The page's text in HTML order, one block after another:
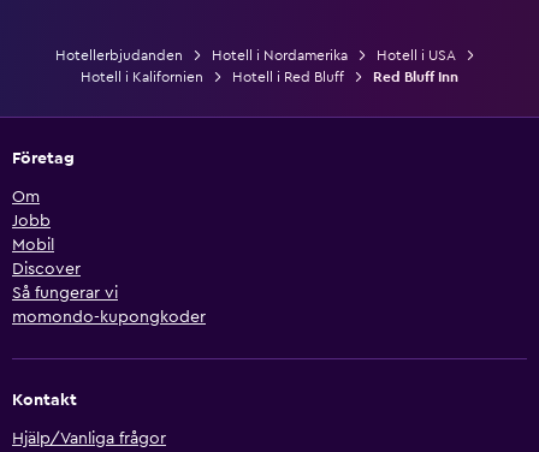
Hotellerbjudanden Hotell i Nordamerika
Hotell i USA
Hotell i Kalifornien
Hotell i Red Bluff Red Bluff Inn
Företag
Om
Jobb
Mobil
Discover
Så fungerar vi
momondo-kupongkoder
Kontakt
Hjälp/Vanliga frågor